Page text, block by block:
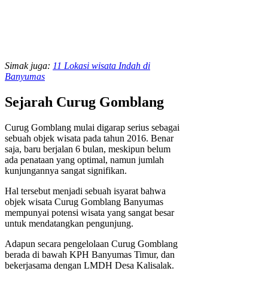
Simak juga: 11 Lokasi wisata Indah di
Banyumas
Sejarah Curug Gomblang
Curug Gomblang mulai digarap serius sebagai
sebuah objek wisata pada tahun 2016. Benar
saja, baru berjalan 6 bulan, meskipun belum
ada penataan yang optimal, namun jumlah
kunjungannya sangat signifikan.
Hal tersebut menjadi sebuah isyarat bahwa
objek wisata Curug Gomblang Banyumas
mempunyai potensi wisata yang sangat besar
untuk mendatangkan pengunjung.
Adapun secara pengelolaan Curug Gomblang
berada di bawah KPH Banyumas Timur, dan
bekerjasama dengan LMDH Desa Kalisalak.